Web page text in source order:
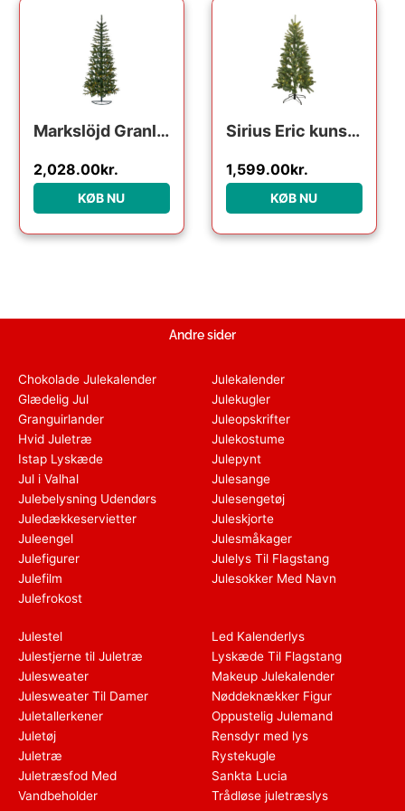
Markslöjd Granlund halvt kunstigt juletræ med lys, 210 cm
2,028.00kr.
KØB NU
Sirius Eric kunstigt juletræ med lys, 150 cm
1,599.00kr.
KØB NU
Andre sider
Chokolade Julekalender
Glædelig Jul
Granguirlander
Hvid Juletræ
Istap Lyskæde
Jul i Valhal
Julebelysning Udendørs
Juledækkeservietter
Juleengel
Julefigurer
Julefilm
Julefrokost
Julekalender
Julekugler
Juleopskrifter
Julekostume
Julepynt
Julesange
Julesengetøj
Juleskjorte
Julesmåkager
Julelys Til Flagstang
Julesokker Med Navn
Julestel
Julestjerne til Juletræ
Julesweater
Julesweater Til Damer
Juletallerkener
Juletøj
Juletræ
Juletræsfod Med
Vandbeholder
Led Kalenderlys
Lyskæde Til Flagstang
Makeup Julekalender
Nøddeknækker Figur
Oppustelig Julemand
Rensdyr med lys
Rystekugle
Sankta Lucia
Trådløse juletræslys